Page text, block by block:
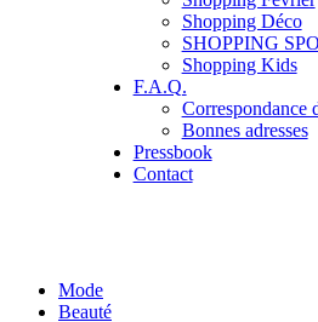
Shopping Déco
SHOPPING
Shopping Kids
F.A.Q.
Correspondance
Bonnes adresses
Pressbook
Contact
Mode
Beauté